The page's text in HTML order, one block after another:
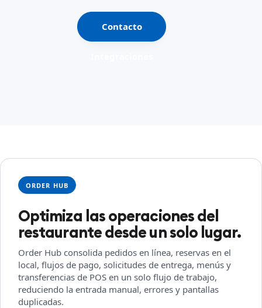
Contacto
ORDER HUB
Optimiza las operaciones del
restaurante desde un solo lugar.
Order Hub consolida pedidos en línea, reservas en el
local, flujos de pago, solicitudes de entrega, menús y
transferencias de POS en un solo flujo de trabajo,
reduciendo la entrada manual, errores y pantallas
duplicadas.